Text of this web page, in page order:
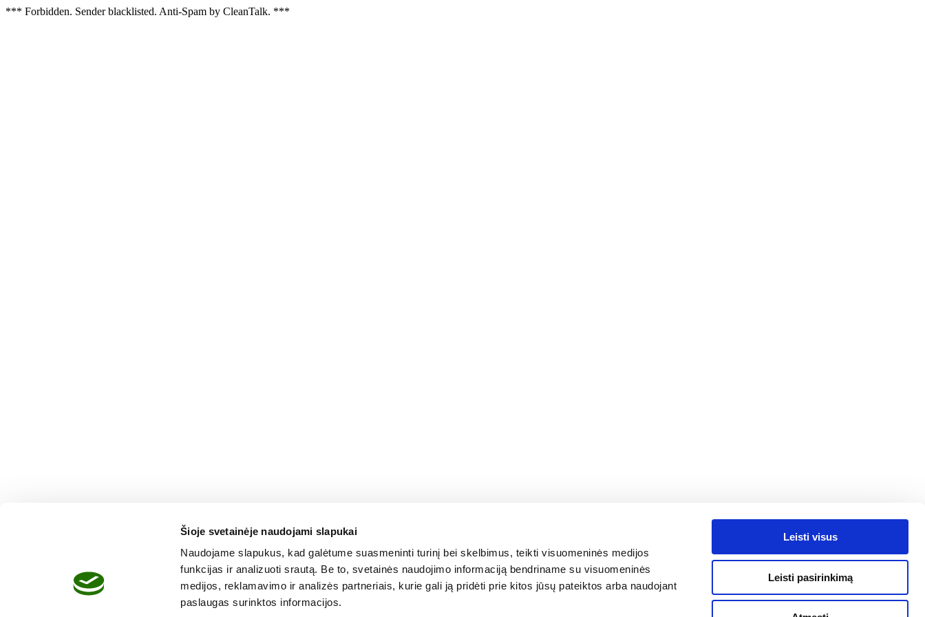
Šioje svetainėje naudojami slapukai
Naudojame slapukus, kad galėtume suasmeninti turinį bei skelbimus, teikti visuomeninės medijos
funkcijas ir analizuoti srautą. Be to, svetainės naudojimo informaciją bendriname su visuomeninės
medijos, reklamavimo ir analizės partneriais, kurie gali ją pridėti prie kitos jūsų pateiktos arba naudojant
paslaugas surinktos informacijos.
Leisti visus
Leisti pasirinkimą
*** Forbidden. Sender blacklisted. Anti-Spam by CleanTalk. ***